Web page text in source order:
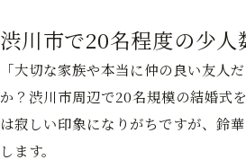
渋川市で20名程度の少
「大切な家族や本当に仲の良い友人
か？渋川市周辺で20名規模の結婚式
は寂しい印象になりがちですが、鈴
します。